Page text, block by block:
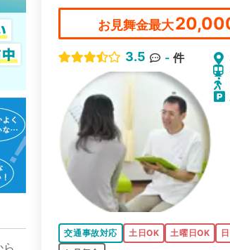
お見舞金最大
3.5 - 件
交通事故対応 土日OK 土曜日OK